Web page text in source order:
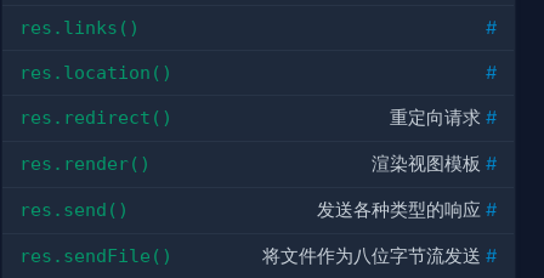
res.links() #
res.location() #
res.redirect() 重定向请求#
res.render() 渲染视图模板#
res.send() 发送各种类型的响应#
res.sendFile() 将文件作为八位字节流发送#